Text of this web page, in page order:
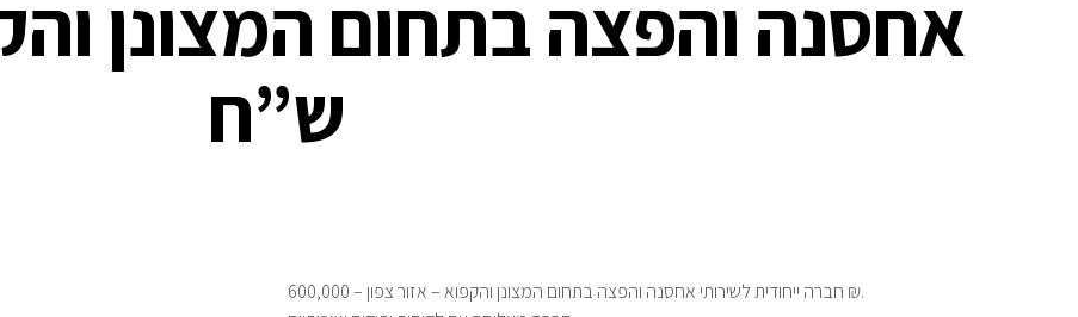
ש”ח
חברה ייחודית לשירותי אחסנה והפצה בתחום המצונן והקפוא – אזור צפון – 600,000 ₪.